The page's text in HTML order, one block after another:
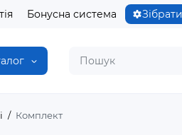
Бонусна система
Комплект